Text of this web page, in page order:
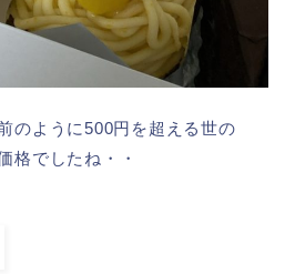
のように500円を超える世の
格でしたね・・